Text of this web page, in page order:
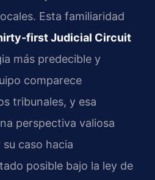
Esta familiaridad
first Judicial Circuit
más predecible y
comparece
tribunales, y esa
perspectiva valiosa
caso hacia
posible bajo la ley de